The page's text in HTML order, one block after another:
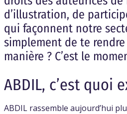
d’illustration, de
qui façonnent notre
simplement de te
manière ? C’est le
ABDIL, c’est quoi
ABDIL rassemble aujourd’hui